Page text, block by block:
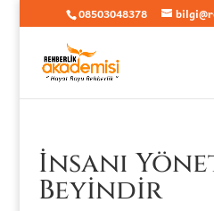
08503048378
İnsanı
Beyindir